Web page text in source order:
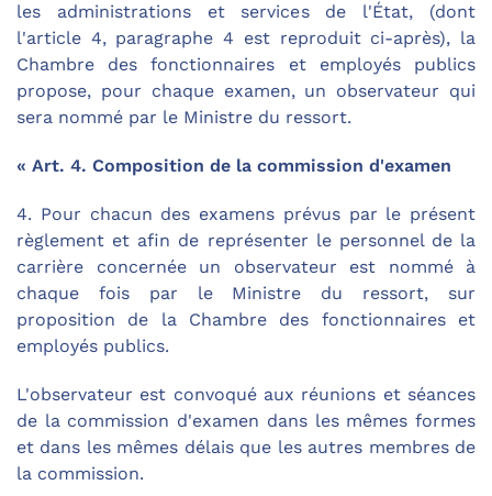
les administrations et services de l'État, (dont
l'article 4, paragraphe 4 est reproduit ci-après), la
Chambre des fonctionnaires et employés publics
propose, pour chaque examen, un observateur qui
sera nommé par le Ministre du ressort.
« Art. 4. Composition de la commission d'examen
4. Pour chacun des examens prévus par le présent
règlement et afin de représenter le personnel de la
carrière concernée un observateur est nommé à
chaque fois par le Ministre du ressort, sur
proposition de la Chambre des fonctionnaires et
employés publics.
L'observateur est convoqué aux réunions et séances
de la commission d'examen dans les mêmes formes
et dans les mêmes délais que les autres membres de
la commission.